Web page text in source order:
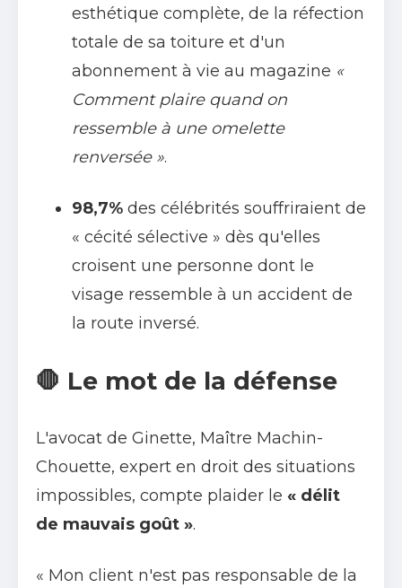
esthétique complète, de la réfection
totale de sa toiture et d'un
abonnement à vie au magazine «
Comment plaire quand on
ressemble à une omelette
renversée ».
98,7% des célébrités souffriraient de
« cécité sélective » dès qu'elles
croisent une personne dont le
visage ressemble à un accident de
la route inversé.
🛑 Le mot de la défense
L'avocat de Ginette, Maître Machin-
Chouette, expert en droit des situations
impossibles, compte plaider le « délit
de mauvais goût ».
« Mon client n'est pas responsable de la